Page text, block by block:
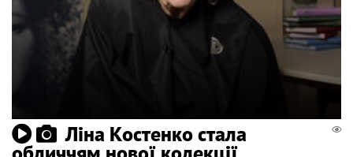
Ліна Костенко стала